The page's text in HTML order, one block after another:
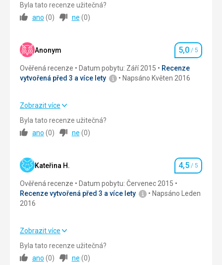
skibusem, který dle informací je placený, ale osobně
nemám zkušenost nevyužívali jsme ho, ale záleží na
Ubytování 4,0/ 5
Služby 4,0
Cena
nadstandardně vybavená
Sport
Resort Passo Tonale/Ponte di Legno není nutno
komentovat, je špičkové.
Byla tato recenze užitečná?
ano (0) ne (0)
Anonym Hodnocení
5,0 / 5
Ověřená recenze Datum pobytu: Září 2015
Recenze
vytvořená před 3 a více lety
Napsáno Květen 2016
Ubytování
Služby 5,0/ 5
Cena 5,0/ 5
Zobrazit více
Byla tato recenze užitečná?
ano (0) ne (0)
Kateřina H. Hodnocení
4,5 / 5
Ověřená recenze
Datum pobytu: Červenec 2015
Recenze vytvořená před 3 a více lety
Napsáno Leden
2016
Ubytování
Zobrazit více
Byla tato recenze užitečná?
ano (0) ne (0)